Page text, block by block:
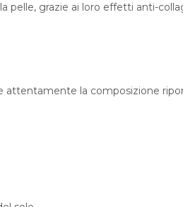
grazie ai loro effetti anti-
attentamente la composizione